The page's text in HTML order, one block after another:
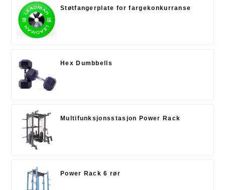
Støtfangerplate for fargekonkurranse
Hex Dumbbells
Multifunksjonsstasjon Power Rack
Power Rack 6 rør